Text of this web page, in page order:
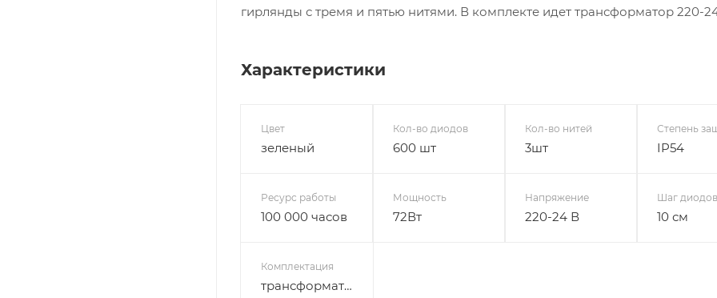
гирлянды с тремя и пятью нитями. В комплекте идет трансформатор 220-
Характеристики
Цвет
зеленый
Кол-во диодов
600 шт
Кол-во нитей
3шт
Степень
IP54
Ресурс работы
100 000 часов
Мощность
72Вт
Напряжение
220-24 В
Шаг диодов
10 см
Комплектация
трансформатор